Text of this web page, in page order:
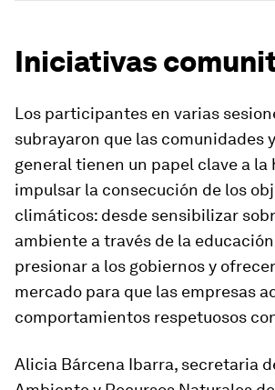
Iniciativas
Los participantes en varias
subrayaron que las comunidades
general tienen un papel clave a la
impulsar la consecución de los
climáticos: desde sensibilizar
ambiente a través de la
presionar a los gobiernos y
mercado para que las empresas
comportamientos respetuosos
Alicia Bárcena Ibarra, secretaria